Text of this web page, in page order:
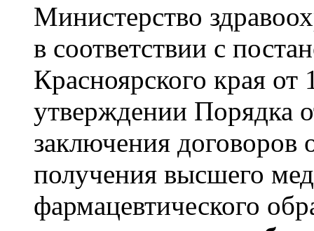
Министерство
в соответствии с
Красноярского края
утверждении Порядка
заключения договоров
получения высшего
фармацевтического